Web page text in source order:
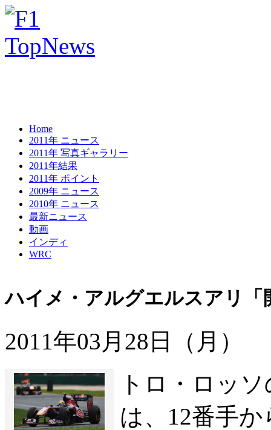
Home
2011年 ニュース
2011年 写真ギャラリー
2011年結果
2011年 ポイント
2009年 ニュース
2010年 ニュース
最新ニュース
動画
インディ
WRC
ハイメ・アルグエルスアリ
2011年03月28日（月）
トロ・ロッ
は、12番手